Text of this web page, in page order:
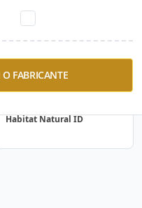
FABRICANTE
Habitat Natural ID